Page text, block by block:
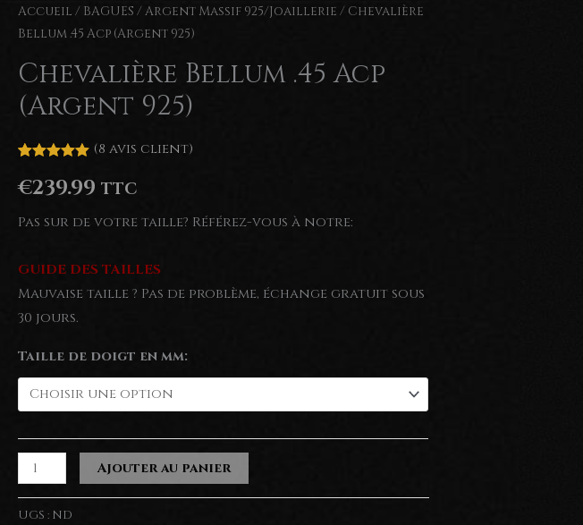
Accueil / BAGUES / Argent Massif 925/Joaillerie / Chevalière
Bellum .45 Acp (Argent 925)
Chevalière Bellum .45 Acp
(Argent 925)
sur 5
basé sur
client
(8 avis client)
€239.99 TTC
Pas sur de votre taille? Référez-vous à notre:
GUIDE DES TAILLES
Mauvaise taille ? Pas de problème, échange gratuit sous
30 jours.
Taille de doigt en mm:
quantité
de
Chevalière
Ajouter au panier
UGS : ND